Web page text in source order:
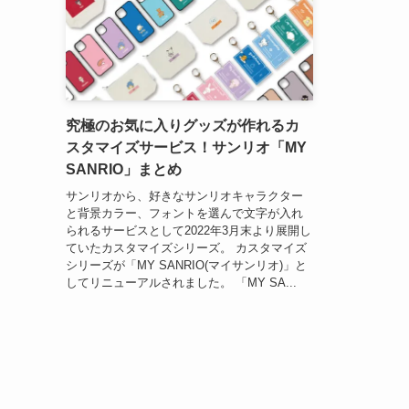
究極のお気に入りグッズが作れるカ
スタマイズサービス！サンリオ「MY
SANRIO」まとめ
サンリオから、好きなサンリオキャラクター
と背景カラー、フォントを選んで文字が入れ
られるサービスとして2022年3月末より展開し
ていたカスタマイズシリーズ。 カスタマイズ
シリーズが「MY SANRIO(マイサンリオ)」と
してリニューアルされました。 「MY SA...